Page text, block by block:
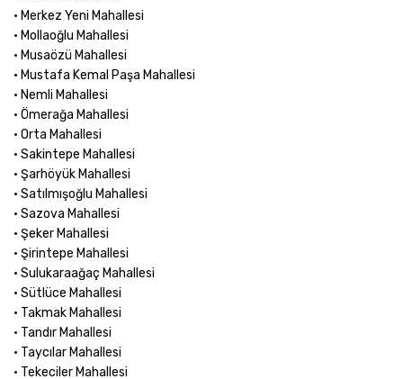
• Merkez Yeni Mahallesi
• Mollaoğlu Mahallesi
• Musaözü Mahallesi
• Mustafa Kemal Paşa Mahallesi
• Nemli Mahallesi
• Ömerağa Mahallesi
• Orta Mahallesi
• Sakintepe Mahallesi
• Şarhöyük Mahallesi
• Satılmışoğlu Mahallesi
• Sazova Mahallesi
• Şeker Mahallesi
• Şirintepe Mahallesi
• Sulukaraağaç Mahallesi
• Sütlüce Mahallesi
• Takmak Mahallesi
• Tandır Mahallesi
• Taycılar Mahallesi
• Tekeciler Mahallesi